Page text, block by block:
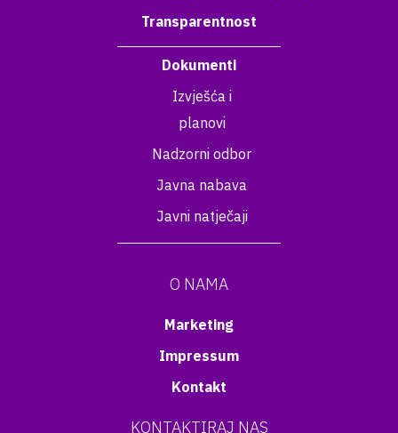
Transparentnost
Dokumenti
Izvješća i
planovi
Nadzorni odbor
Javna nabava
Javni natječaji
O NAMA
Marketing
Impressum
Kontakt
KONTAKTIRAJ NAS